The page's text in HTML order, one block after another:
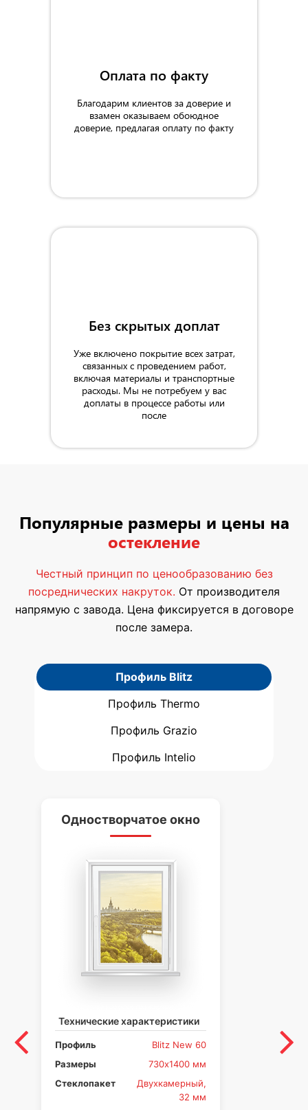
Оплата по факту
Благодарим клиентов за доверие и
взамен оказываем обоюдное
доверие, предлагая оплату по факту
Без скрытых доплат
Уже включено покрытие всех затрат,
связанных с проведением работ,
включая материалы и транспортные
расходы. Мы не потребуем у вас
доплаты в процессе работы или
после
Популярные размеры и цены на
остекление
Честный принцип по ценообразованию без
посреднических накруток. От производителя
напрямую с завода. Цена фиксируется в договоре
после замера.
Профиль Blitz
Профиль Thermo
Профиль Grazio
Профиль Intelio
Одностворчатое окно
Технические характеристики
Профиль
Blitz New 60
Размеры
730х1400 мм
Стеклопакет
Двухкамерный,
32 мм